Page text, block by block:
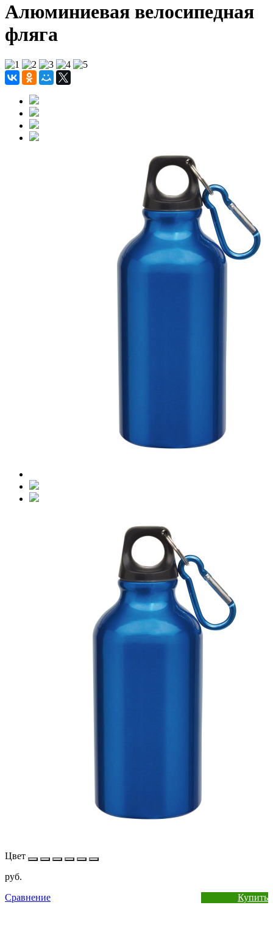
Алюминиевая велосипедная
фляга
Цвет
руб.
Купить
Сравнение